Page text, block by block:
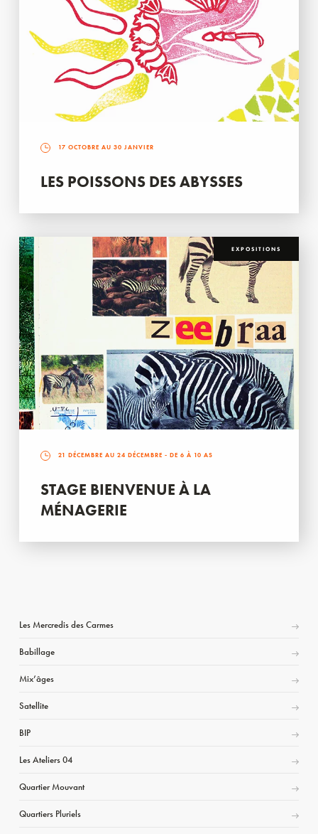
17 OCTOBRE AU 30 JANVIER
LES POISSONS DES ABYSSES
EXPOSITIONS
21 DÉCEMBRE AU 24 DÉCEMBRE - DE 6 À 10 AS
STAGE BIENVENUE À LA
MÉNAGERIE
Les Mercredis des Carmes
Babillage
Mix’âges
Satellite
BIP
Les Ateliers 04
Quartier Mouvant
Quartiers Pluriels